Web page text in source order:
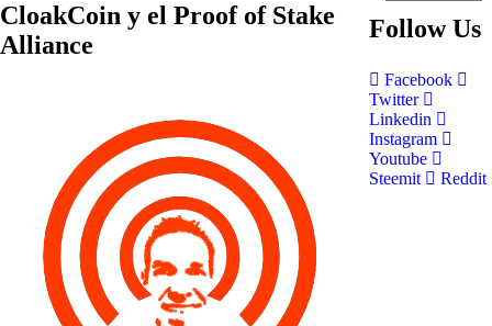
CloakCoin y el Proof of Stake
Alliance
Follow Us
Facebook
Twitter
Linkedin
Instagram
Youtube
Steemit
Reddit